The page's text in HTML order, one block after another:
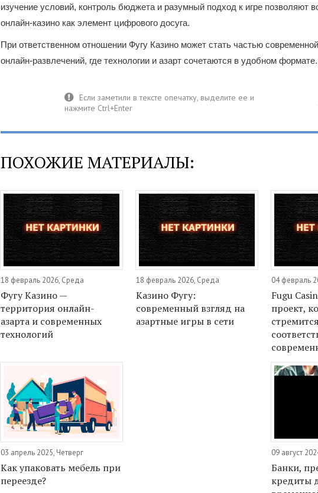
изучение условий, контроль бюджета и разумный подход к игре позволяют
онлайн-казино как элемент цифрового досуга.
При ответственном отношении Фугу Казино может стать частью
онлайн-развлечений, где технологии и азарт сочетаются в удобном формате.
ПОХОЖИЕ МАТЕРИАЛЫ:
18 февраль 2026, Среда
Фугу Казино —
территория онлайн-
азарта и современных
технологий
18 февраль 2026, Среда
Казино Фугу:
современный взгляд на
азартные игры в сети
04 февраль
Fugu
проект,
стремится
03 апрель 2025, Четверг
Как упаковать мебель при
переезде?
09 август
Банки,
кредиты